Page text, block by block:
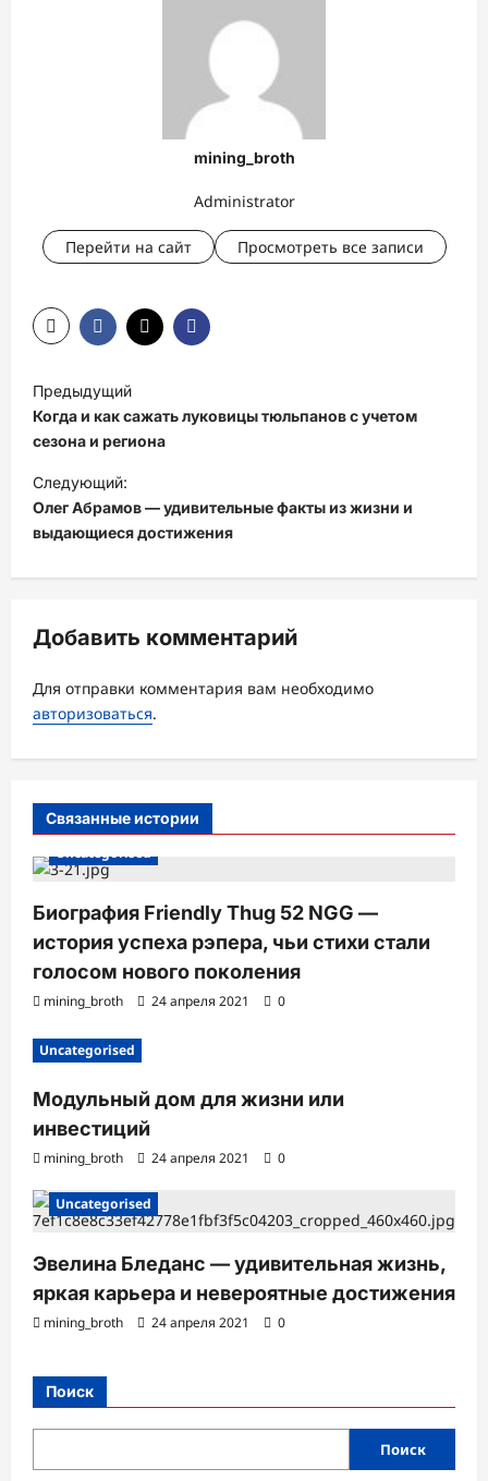
mining_broth
Administrator
Перейти на сайт Просмотреть все записи
Н
а
в
и
г
а
ц
я
з
а
и
Предыдущий
Когда и как сажать луковицы тюльпанов с учетом
сезона и региона
Следующий:
Олег Абрамов — удивительные факты из жизни и
выдающиеся достижения
Добавить комментарий
Для отправки комментария вам необходимо
авторизоваться.
Связанные истории
Uncategorised
Биография Friendly Thug 52 NGG —
история успеха рэпера, чьи стихи стали
голосом нового поколения
mining_broth 24 апреля 2021 0
Uncategorised
Модульный дом для жизни или
инвестиций
mining_broth 24 апреля 2021 0
Uncategorised
Эвелина Бледанс — удивительная жизнь,
яркая карьера и невероятные достижения
mining_broth 24 апреля 2021 0
Поиск
Поиск